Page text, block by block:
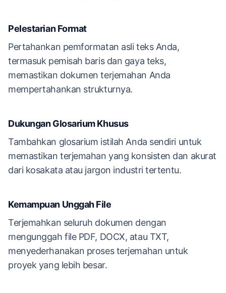
Pelestarian Format
Pertahankan pemformatan asli teks Anda,
termasuk pemisah baris dan gaya teks,
memastikan dokumen terjemahan Anda
mempertahankan strukturnya.
Dukungan Glosarium Khusus
Tambahkan glosarium istilah Anda sendiri untuk
memastikan terjemahan yang konsisten dan akurat
dari kosakata atau jargon industri tertentu.
Kemampuan Unggah File
Terjemahkan seluruh dokumen dengan
mengunggah file PDF, DOCX, atau TXT,
menyederhanakan proses terjemahan untuk
proyek yang lebih besar.